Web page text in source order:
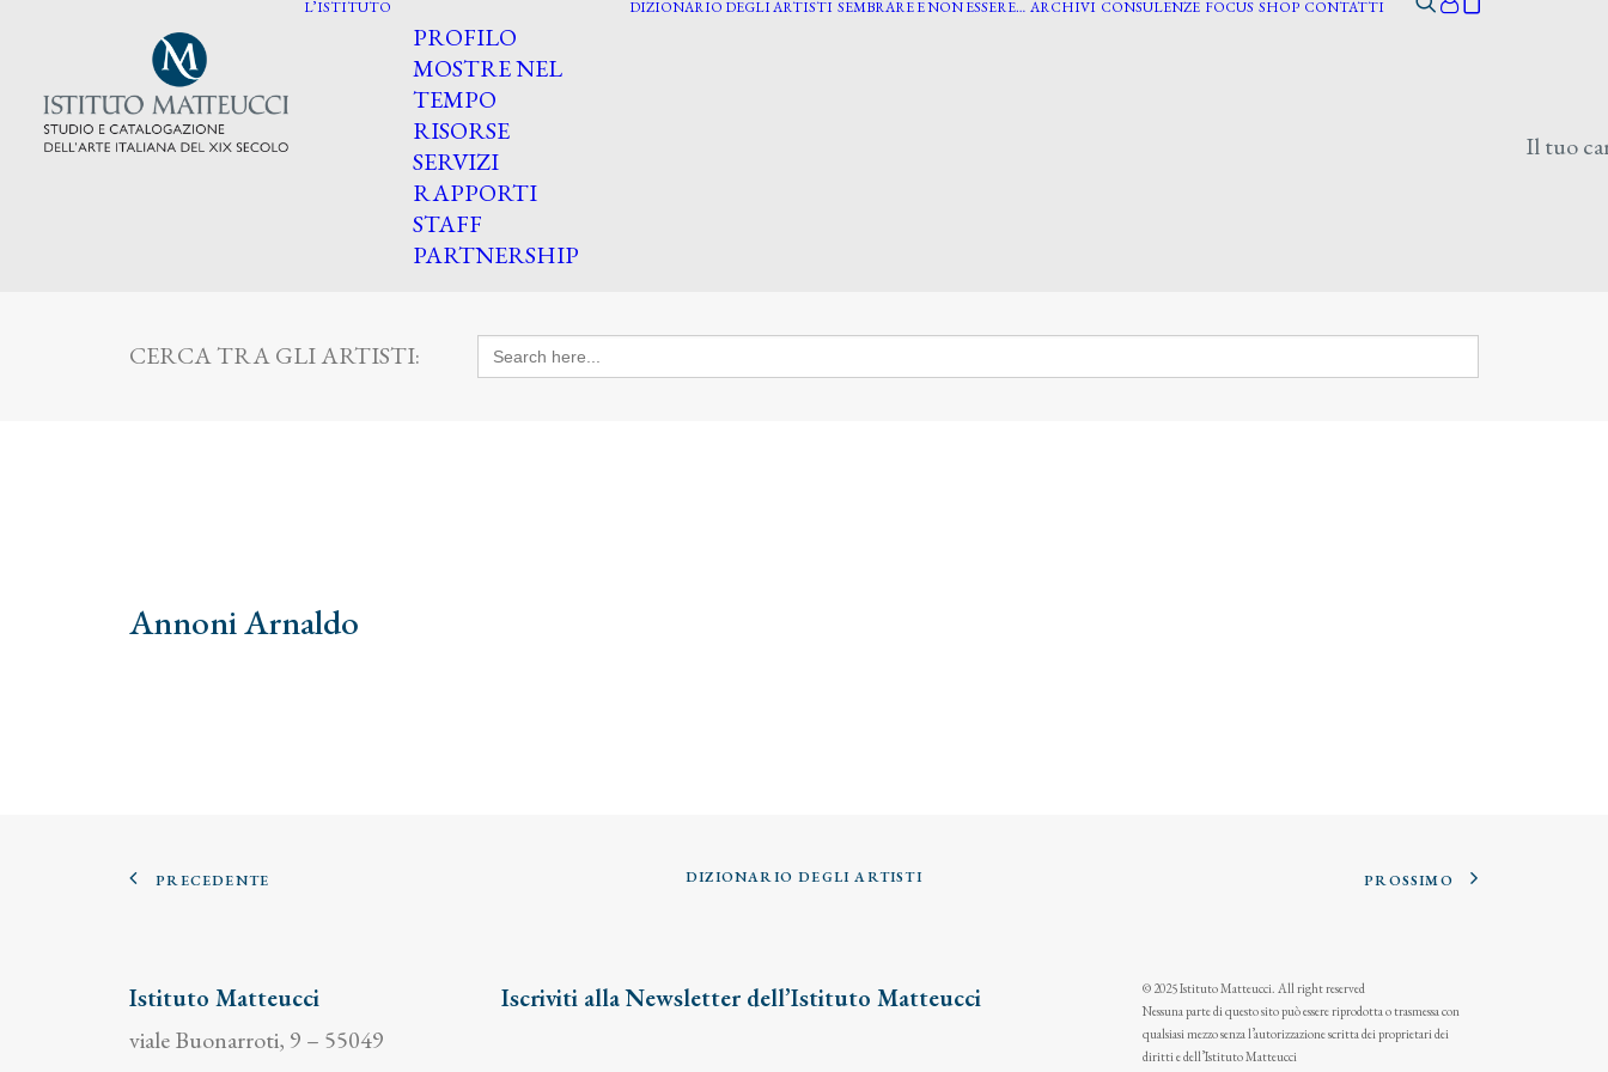
L’ISTITUTO
PROFILO
MOSTRE NEL
TEMPO
RISORSE
SERVIZI
RAPPORTI
STAFF
PARTNERSHIP
DIZIONARIO DEGLI ARTISTI SEMBRARE E NON ESSERE… ARCHIVI CONSULENZE FOCUS SHOP CONTATTI
Il tuo
CERCA TRA GLI ARTISTI: Search
for:
Annoni Arnaldo
PRECEDENTE DIZIONARIO DEGLI ARTISTI PROSSIMO
Istituto Matteucci
viale Buonarroti, 9 – 55049
Iscriviti alla Newsletter dell’Istituto Matteucci
© 2025 Istituto Matteucci. All right reserved
Nessuna parte di questo sito può essere riprodotta o trasmessa con
qualsiasi mezzo senza l’autorizzazione scritta dei proprietari dei
diritti e dell’Istituto Matteucci